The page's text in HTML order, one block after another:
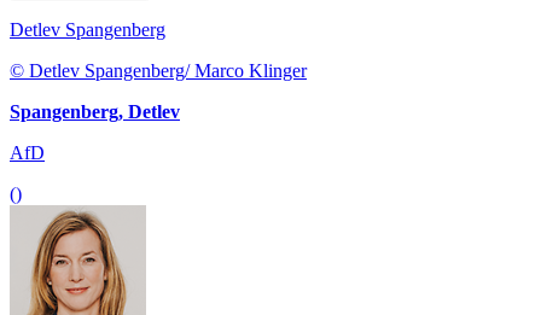
Detlev Spangenberg
© Detlev Spangenberg/ Marco Klinger
Spangenberg, Detlev
AfD
()